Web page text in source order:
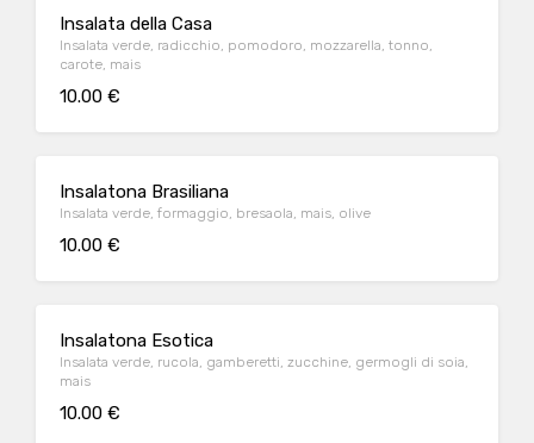
Insalata della Casa
Insalata verde, radicchio, pomodoro, mozzarella, tonno,
carote, mais
10.00 €
Insalatona Brasiliana
Insalata verde, formaggio, bresaola, mais, olive
10.00 €
Insalatona Esotica
Insalata verde, rucola, gamberetti, zucchine, germogli di soia,
mais
10.00 €